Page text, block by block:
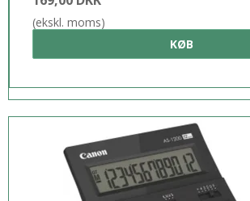
(ekskl. moms)
KØB